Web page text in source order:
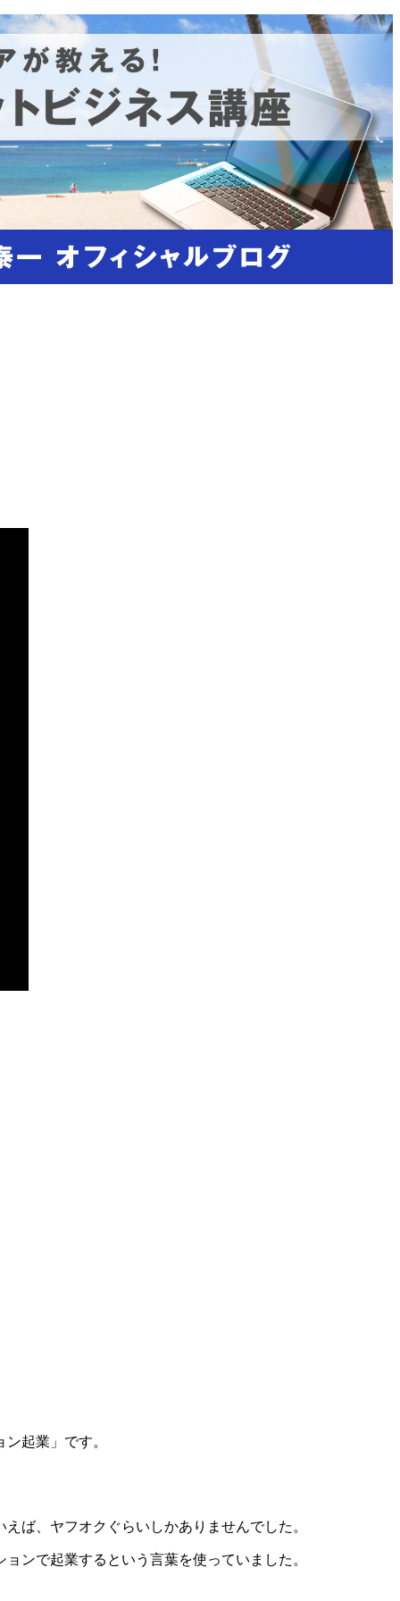
起業」です。
ば、ヤフオクぐらいしかありませんでした。
ンで起業するという言葉を使っていました。